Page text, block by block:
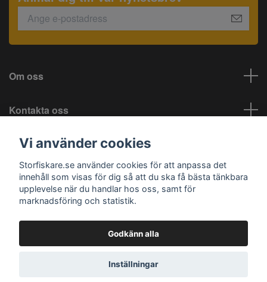
Om oss
Kontakta oss
Information
Sociala medier
© 2026 Storfiskare.se
Vi använder cookies
Storfiskare.se använder cookies för att anpassa det
innehåll som visas för dig så att du ska få bästa tänkbara
upplevelse när du handlar hos oss, samt för
marknadsföring och statistik.
Godkänn alla
Inställningar